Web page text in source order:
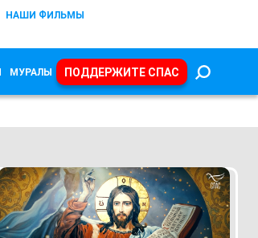
НАШИ ФИЛЬМЫ
МУРАЛЫ ПОДДЕРЖИТЕ СПАС